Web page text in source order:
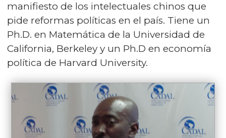
manifiesto de los intelectuales chinos que
pide reformas políticas en el país. Tiene un
Ph.D. en Matemática de la Universidad de
California, Berkeley y un Ph.D en economía
política de Harvard University.